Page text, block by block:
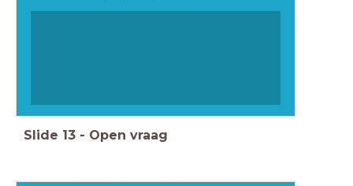
Slide 13 - Open vraag